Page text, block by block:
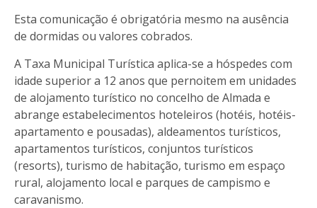
Esta comunicação é obrigatória mesmo na ausência
de dormidas ou valores cobrados.
A Taxa Municipal Turística aplica-se a hóspedes com
idade superior a 12 anos que pernoitem em unidades
de alojamento turístico no concelho de Almada e
abrange estabelecimentos hoteleiros (hotéis, hotéis-
apartamento e pousadas), aldeamentos turísticos,
apartamentos turísticos, conjuntos turísticos
(resorts), turismo de habitação, turismo em espaço
rural, alojamento local e parques de campismo e
caravanismo.